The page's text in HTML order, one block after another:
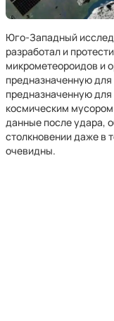
Юго-Западный
разработал и
микрометеороидов и
предназначенную для
предназначенную
космическим
данные после удара,
столкновении даже в
очевидны.